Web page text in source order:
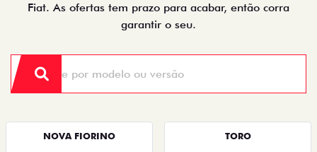
Fiat. As ofertas tem prazo para acabar, então corra
garantir o seu.
NOVA FIORINO TORO